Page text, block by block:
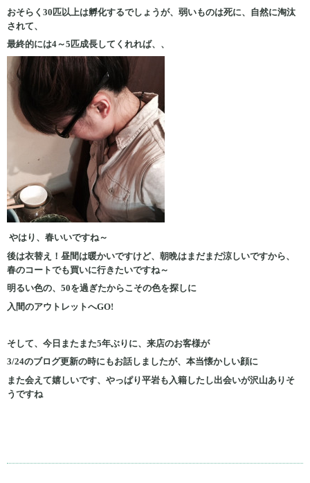
おそらく30匹以上は孵化するでしょうが、弱いものは死に、自然に淘汰
されて、
最終的には4～5匹成長してくれれば、、
やはり、春いいですね～
後は衣替え！昼間は暖かいですけど、朝晩はまだまだ涼しいですから、
春のコートでも買いに行きたいですね～
明るい色の、50を過ぎたからこその色を探しに
入間のアウトレットへGO!
そして、今日またまた5年ぶりに、来店のお客様が
3/24のブログ更新の時にもお話しましたが、本当懐かしい顔に
また会えて嬉しいです、やっぱり平岩も入籍したし出会いが沢山ありそ
うですね